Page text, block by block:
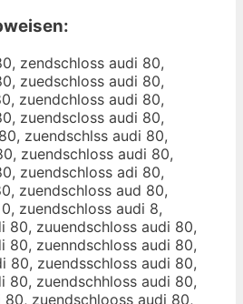
zendschloss audi 80,
zuedschloss audi 80,
zuendchloss audi 80,
zuendscloss audi 80,
zuendschlss audi 80,
zuendschloss audi 80,
zuendschloss adi 80,
zuendschloss aud 80,
zuendschloss audi 8,
80, zuuendschloss audi 80,
80, zuenndschloss audi 80,
80, zuendsschloss audi 80,
80, zuendschhloss audi 80,
80, zuendschlooss audi 80,